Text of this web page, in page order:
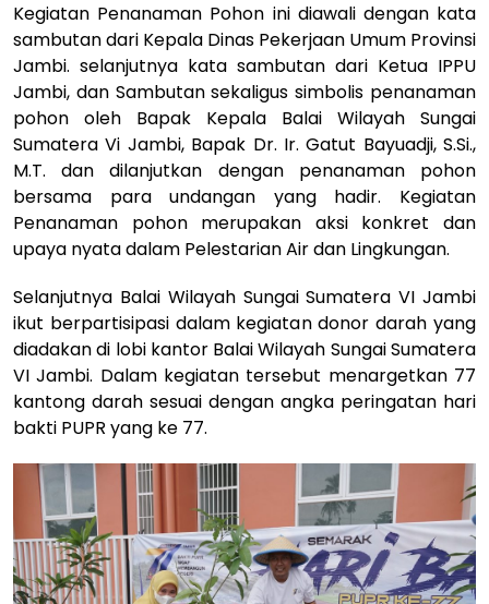
Kegiatan Penanaman Pohon ini diawali dengan kata
sambutan dari Kepala Dinas Pekerjaan Umum Provinsi
Jambi. selanjutnya kata sambutan dari Ketua IPPU
Jambi, dan Sambutan sekaligus simbolis penanaman
pohon oleh Bapak Kepala Balai Wilayah Sungai
Sumatera Vi Jambi, Bapak Dr. Ir. Gatut Bayuadji, S.Si.,
M.T. dan dilanjutkan dengan penanaman pohon
bersama para undangan yang hadir. Kegiatan
Penanaman pohon merupakan aksi konkret dan
upaya nyata dalam Pelestarian Air dan Lingkungan.
Selanjutnya Balai Wilayah Sungai Sumatera VI Jambi
ikut berpartisipasi dalam kegiatan donor darah yang
diadakan di lobi kantor Balai Wilayah Sungai Sumatera
VI Jambi. Dalam kegiatan tersebut menargetkan 77
kantong darah sesuai dengan angka peringatan hari
bakti PUPR yang ke 77.